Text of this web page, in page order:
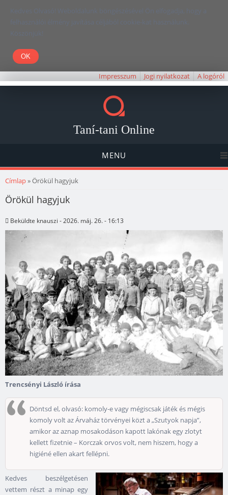
Kedves Olvasó! Weboldalunk böngészésével Ön elfogadja, hogy a
felhasználói élmény javítása céljából cookie-kat használunk.
Köszönjük!
Impresszum Jogi nyilatkozat A logóról
Taní-tani Online
MENU
Jelenlegi hely
Címlap» Örökül hagyjuk
Örökül hagyjuk
Beküldte knauszi - 2026. máj. 26. - 16:13
Trencsényi László írása
Döntsd el, olvasó: komoly-e vagy mégiscsak játék és mégis
komoly volt az Árvaház törvényei közt a „Szutyok napja”,
amikor az aznap mosakodáson kapott lakónak egy zlotyt
kellett fizetnie – Korczak orvos volt, nem hiszem, hogy a
higiéné ellen akart fellépni.
Kedves beszélgetésen
vettem részt a minap egy